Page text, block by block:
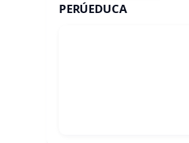
PERÚEDUCA